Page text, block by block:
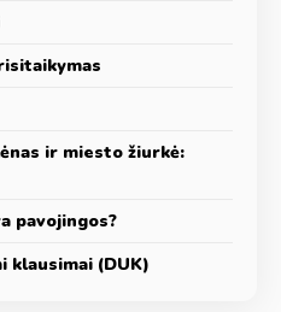
ir miesto žiurkė:
pavojingos?
klausimai (DUK)